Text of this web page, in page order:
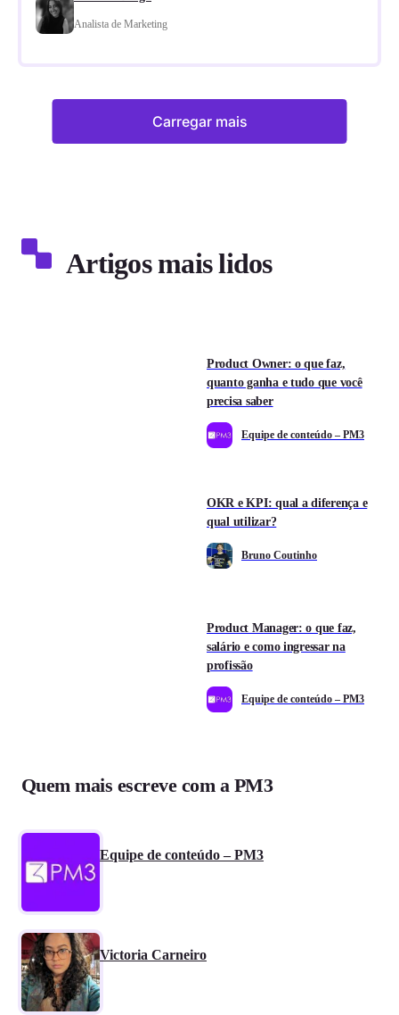
Analista de Marketing
Carregar mais
Artigos mais lidos
Product Owner: o que faz,
quanto ganha e tudo que você
precisa saber
Equipe de conteúdo – PM3
OKR e KPI: qual a diferença e
qual utilizar?
Bruno Coutinho
Product Manager: o que faz,
salário e como ingressar na
profissão
Equipe de conteúdo – PM3
Quem mais escreve com a PM3
Equipe de conteúdo – PM3
Victoria Carneiro